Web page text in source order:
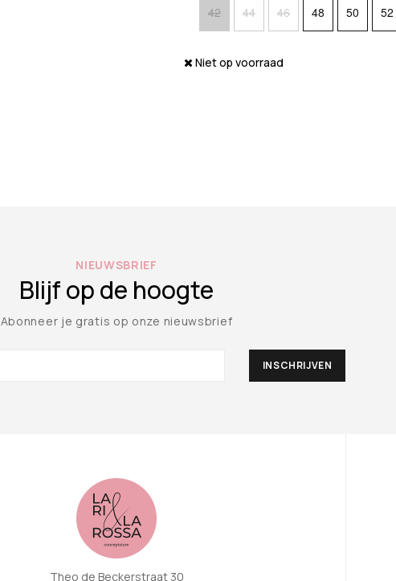
42 44 46 48 50 52
Niet op voorraad
NIEUWSBRIEF
Blijf op de hoogte
Abonneer je gratis op onze nieuwsbrief
Theo de Beckerstraat 30